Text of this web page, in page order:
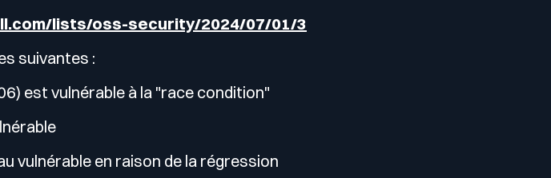
lists/oss-security/2024/07/01/3
suivantes :
est vulnérable à la "race condition"
vulnérable en raison de la régression